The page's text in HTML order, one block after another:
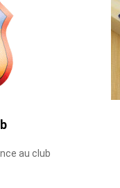
au club